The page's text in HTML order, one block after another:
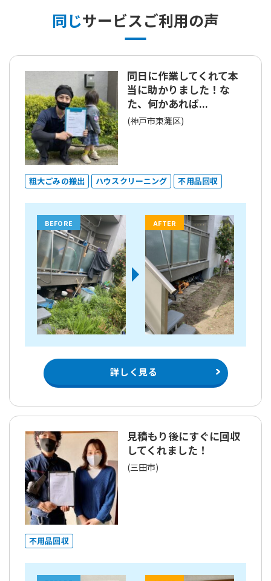
同じサービスご利用の声
同日に作業してくれて本
当に助かりました！な
た、何かあれば...
(神戸市東灘区)
粗大ごみの搬出 ハウスクリーニング 不用品回収
BEFORE AFTER
詳しく見る
見積もり後にすぐに回収
してくれました！
(三田市)
不用品回収